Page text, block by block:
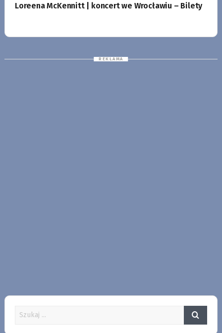
Loreena McKennitt | koncert we Wrocławiu – Bilety